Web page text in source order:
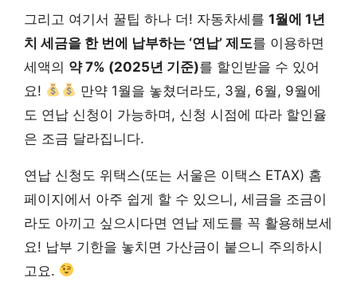
그리고 여기서 꿀팁 하나 더! 자동차세를 1월에 1년
치 세금을 한 번에 납부하는 ‘연납’ 제도를 이용하면
세액의 약 7% (2025년 기준)를 할인받을 수 있어
요!
만약 1월을 놓쳤더라도, 3월, 6월, 9월에
도 연납 신청이 가능하며, 신청 시점에 따라 할인율
은 조금 달라집니다.
연납 신청도 위택스(또는 서울은 이택스 ETAX) 홈
페이지에서 아주 쉽게 할 수 있으니, 세금을 조금이
라도 아끼고 싶으시다면 연납 제도를 꼭 활용해보세
요! 납부 기한을 놓치면 가산금이 붙으니 주의하시
고요.